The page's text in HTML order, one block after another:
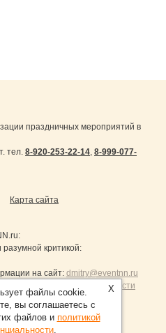
праздничных мероприятий в
тел. 8-920-253-22-14, 8-999-077-
Карта сайта
:
критикой:
на сайт: dmitry@eventnn.ru
политика конфиденциальности
X
файлы cookie.
вы соглашаетесь с
файлов и политикой
.